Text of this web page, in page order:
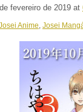
fevereiro de 2019 at
Anime, Josei